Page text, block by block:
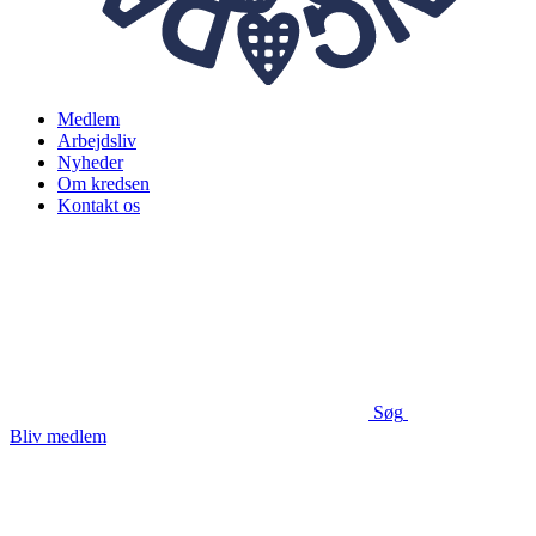
Medlem
Arbejdsliv
Nyheder
Om kredsen
Kontakt os
Søg
Bliv medlem